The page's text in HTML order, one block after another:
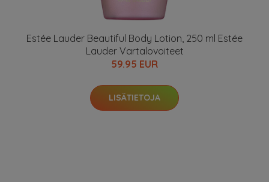
Estée Lauder Beautiful Body Lotion, 250 ml Estée
Lauder Vartalovoiteet
59.95 EUR
LISÄTIETOJA